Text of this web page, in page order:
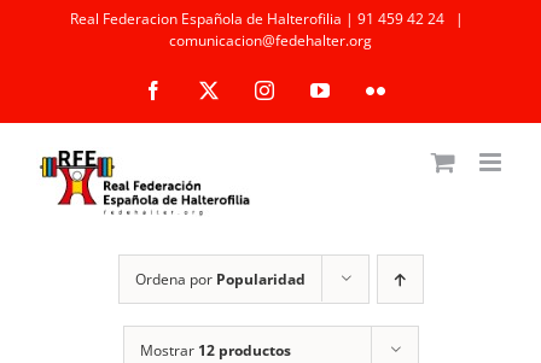
Real Federacion Española de Halterofilia | 91 459 42 24
|
comunicacion@fedehalter.org
Facebook InstagramYouTubeFlickr
Ordena por Popularidad
Mostrar 12 productos